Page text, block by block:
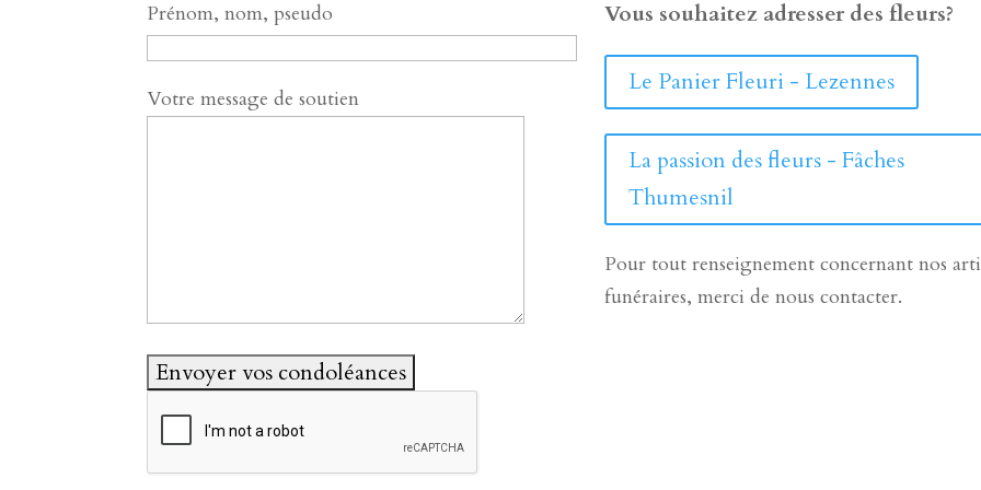
Prénom, nom, pseudo
Votre message de soutien
Vous souhaitez adresser des fleurs?
Le Panier Fleuri - Lezennes
La passion des fleurs - Fâches
Thumesnil
Pour tout renseignement concernant nos
funéraires, merci de nous contacter.